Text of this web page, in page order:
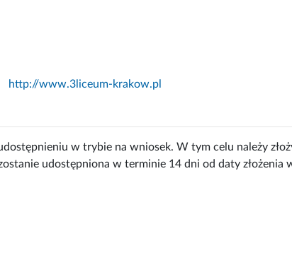
http://www.3liceum-krakow.pl
w trybie na wniosek. W tym celu należy
udostępniona w terminie 14 dni od daty złożenia